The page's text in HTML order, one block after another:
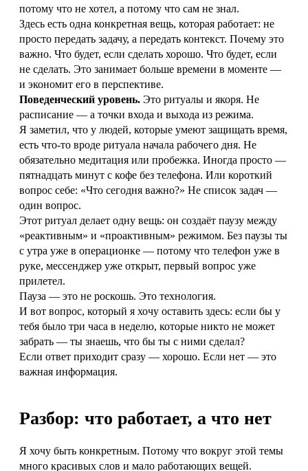
потому что не хотел, а потому что сам не знал.
Здесь есть одна конкретная вещь, которая работает: не
просто передать задачу, а передать контекст. Почему это
важно. Что будет, если сделать хорошо. Что будет, если
не сделать. Это занимает больше времени в моменте —
и экономит его в перспективе.
Поведенческий уровень. Это ритуалы и якоря. Не
расписание — а точки входа и выхода из режима.
Я заметил, что у людей, которые умеют защищать время,
есть что-то вроде ритуала начала рабочего дня. Не
обязательно медитация или пробежка. Иногда просто —
пятнадцать минут с кофе без телефона. Или короткий
вопрос себе: «Что сегодня важно?» Не список задач —
один вопрос.
Этот ритуал делает одну вещь: он создаёт паузу между
«реактивным» и «проактивным» режимом. Без паузы ты
с утра уже в операционке — потому что телефон уже в
руке, мессенджер уже открыт, первый вопрос уже
прилетел.
Пауза — это не роскошь. Это технология.
И вот вопрос, который я хочу оставить здесь: если бы у
тебя было три часа в неделю, которые никто не может
забрать — ты знаешь, что бы ты с ними сделал?
Если ответ приходит сразу — хорошо. Если нет — это
важная информация.
Разбор: что работает, а что нет
Я хочу быть конкретным. Потому что вокруг этой темы
много красивых слов и мало работающих вещей.